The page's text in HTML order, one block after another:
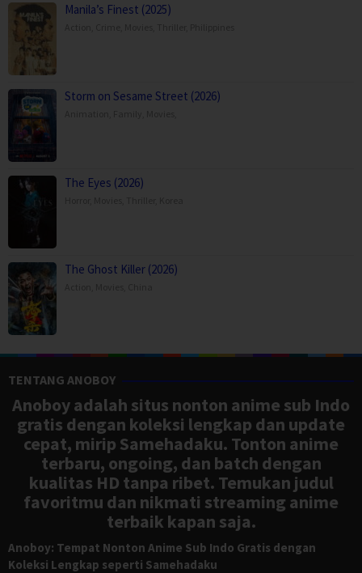
Manila’s Finest (2025)
Storm on Sesame Street (2026)
The Eyes (2026)
The Ghost Killer (2026)
TENTANG ANOBOY
Anoboy adalah situs nonton anime sub Indo
gratis dengan koleksi lengkap dan update
cepat, mirip Samehadaku. Tonton anime
terbaru, ongoing, dan batch dengan
kualitas HD tanpa ribet. Temukan judul
favoritmu dan nikmati streaming anime
terbaik kapan saja.
Anoboy: Tempat Nonton Anime Sub Indo Gratis dengan
Koleksi Lengkap seperti Samehadaku